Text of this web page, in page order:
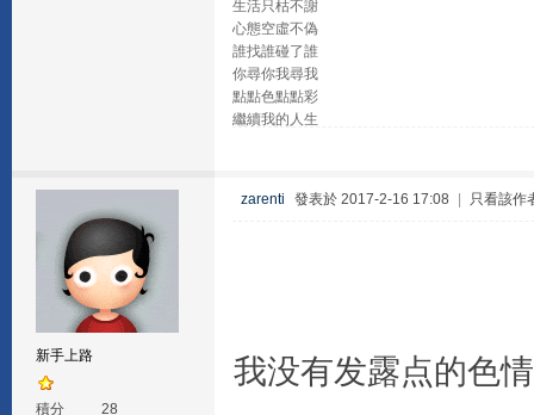
生活只枯不謝
心態空虛不偽
誰找誰碰了誰
你尋你我尋我
點點色點點彩
繼續我的人生
新手上路
積分
28
zarenti 發表於 2017-2-16 17:08 只看該作
我没有发露点的色